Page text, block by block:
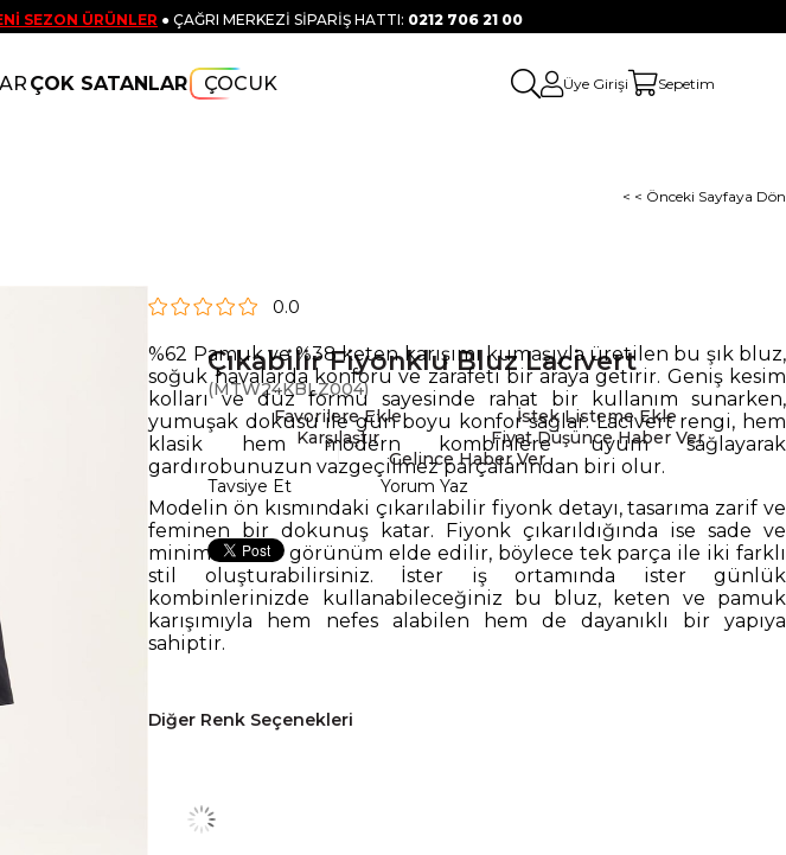
SEZON ÜRÜNLER ● ÇAĞRI MERKEZİ SİPARİŞ HATTI: 0212 706 21 00
ÇOK SATANLAR ÇOCUK Üye Girişi Sepetim
< < Önceki Sayfaya Dön
Çıkabilir Fiyonklu Bluz Lacivert
(MTW24KBLZ004)
0.0
%62 Pamuk ve %38 keten karışımı kumaşıyla üretilen bu şık bluz,
soğuk havalarda konforu ve zarafeti bir araya getirir. Geniş kesim
kolları ve düz formu sayesinde rahat bir kullanım sunarken,
yumuşak dokusu ile gün boyu konfor sağlar. Lacivert rengi, hem
klasik hem modern kombinlere uyum sağlayarak
gardırobunuzun vazgeçilmez parçalarından biri olur.
Modelin ön kısmındaki çıkarılabilir fiyonk detayı, tasarıma zarif ve
feminen bir dokunuş katar. Fiyonk çıkarıldığında ise sade ve
minimalist bir görünüm elde edilir, böylece tek parça ile iki farklı
stil oluşturabilirsiniz. İster iş ortamında ister günlük
kombinlerinizde kullanabileceğiniz bu bluz, keten ve pamuk
karışımıyla hem nefes alabilen hem de dayanıklı bir yapıya
sahiptir.
Diğer Renk Seçenekleri
Favorilere Ekle
İstek Listeme Ekle
Karşılaştır
Fiyat Düşünce Haber Ver
Gelince Haber Ver
Tavsiye Et
Yorum Yaz